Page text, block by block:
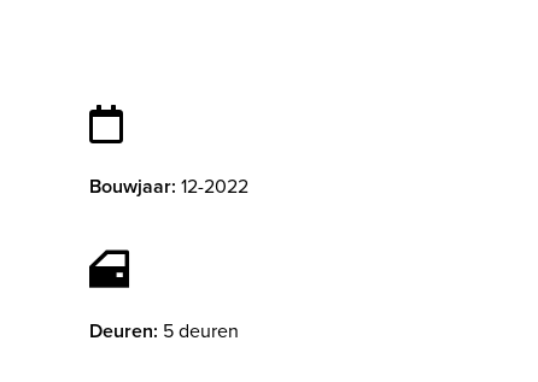
Bouwjaar: 12-2022
Deuren: 5 deuren